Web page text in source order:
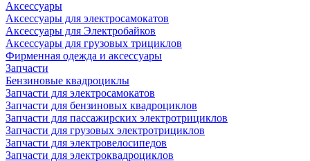
Аксессуары
Аксессуары для электросамокатов
Аксессуары для Электробайков
Аксессуары для грузовых трициклов
Фирменная одежда и аксессуары
Запчасти
Бензиновые квадроциклы
Запчасти для электросамокатов
Запчасти для бензиновых квадроциклов
Запчасти для пассажирских электротрициклов
Запчасти для грузовых электротрициклов
Запчасти для электровелосипедов
Запчасти для электроквадроциклов